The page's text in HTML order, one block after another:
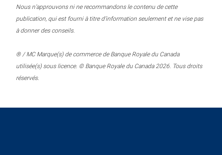
Nous n’approuvons ni ne recommandons le contenu de cette
publication, qui est fourni à titre d’information seulement et ne vise pas
à donner des conseils.
® / MC Marque(s) de commerce de Banque Royale du Canada
utilisée(s) sous licence. © Banque Royale du Canada 2026. Tous droits
réservés.